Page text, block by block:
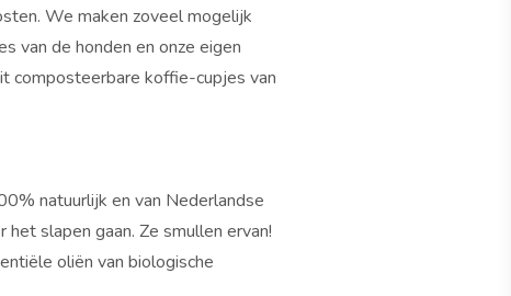
We maken zoveel mogelijk
van de honden en onze eigen
composteerbare koffie-cupjes van
natuurlijk en van Nederlandse
slapen gaan. Ze smullen ervan!
oliën van biologische